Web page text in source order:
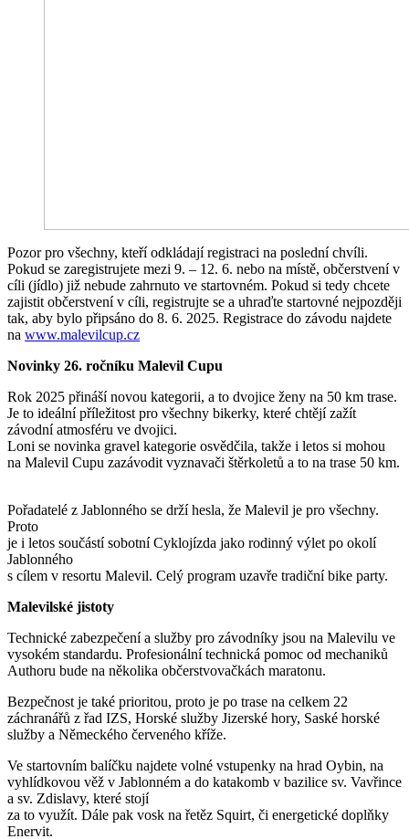
Pozor pro všechny, kteří odkládají registraci na poslední chvíli.
Pokud se zaregistrujete mezi 9. – 12. 6. nebo na místě, občerstvení v
cíli (jídlo) již nebude zahrnuto ve startovném. Pokud si tedy chcete
zajistit občerstvení v cíli, registrujte se a uhraďte startovné nejpozději
tak, aby bylo připsáno do 8. 6. 2025. Registrace do závodu najdete
na www.malevilcup.cz
Novinky 26. ročníku Malevil Cupu
Rok 2025 přináší novou kategorii, a to dvojice ženy na 50 km trase.
Je to ideální příležitost pro všechny bikerky, které chtějí zažít
závodní atmosféru ve dvojici.
Loni se novinka gravel kategorie osvědčila, takže i letos si mohou
na Malevil Cupu zazávodit vyznavači štěrkoletů a to na trase 50 km.
Pořadatelé z Jablonného se drží hesla, že Malevil je pro všechny.
Proto
je i letos součástí sobotní Cyklojízda jako rodinný výlet po okolí
Jablonného
s cílem v resortu Malevil. Celý program uzavře tradiční bike party.
Malevilské jistoty
Technické zabezpečení a služby pro závodníky jsou na Malevilu ve
vysokém standardu. Profesionální technická pomoc od mechaniků
Authoru bude na několika občerstvovačkách maratonu.
Bezpečnost je také prioritou, proto je po trase na celkem 22
záchranářů z řad IZS, Horské služby Jizerské hory, Saské horské
služby a Německého červeného kříže.
Ve startovním balíčku najdete volné vstupenky na hrad Oybin, na
vyhlídkovou věž v Jablonném a do katakomb v bazilice sv. Vavřince
a sv. Zdislavy, které stojí
za to využít. Dále pak vosk na řetěz Squirt, či energetické doplňky
Enervit.